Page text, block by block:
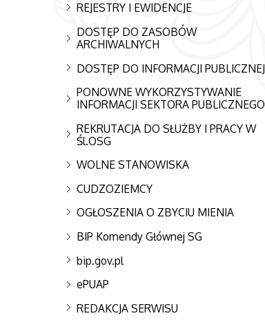
REJESTRY I EWIDENCJE
DOSTĘP DO ZASOBÓW
ARCHIWALNYCH
DOSTĘP DO INFORMACJI PUBLICZNEJ
PONOWNE WYKORZYSTYWANIE
INFORMACJI SEKTORA PUBLICZNEGO
REKRUTACJA DO SŁUŻBY I PRACY W
Śl.OSG
WOLNE STANOWISKA
CUDZOZIEMCY
OGŁOSZENIA O ZBYCIU MIENIA
BIP Komendy Głównej SG
bip.gov.pl
ePUAP
REDAKCJA SERWISU